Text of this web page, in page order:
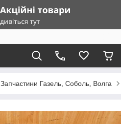
Запчастини Газель, Соболь, Волга